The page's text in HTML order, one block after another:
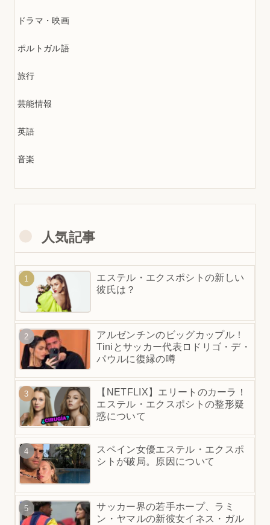
ドラマ・映画
ポルトガル語
旅行
芸能情報
英語
音楽
人気記事
エステル・エクスポシトの新しい
彼氏は？
アルゼンチンのビッグカップル！
Tiniとサッカー代表ロドリゴ・デ・
パウルに復縁の噂
【NETFLIX】エリートのカーラ！
エステル・エクスポシトの整形疑
惑について
スペイン女優エステル・エクスポ
シトが破局。原因について
サッカー界の若手ホープ、ラミ
ン・ヤマルの新彼女イネス・ガル